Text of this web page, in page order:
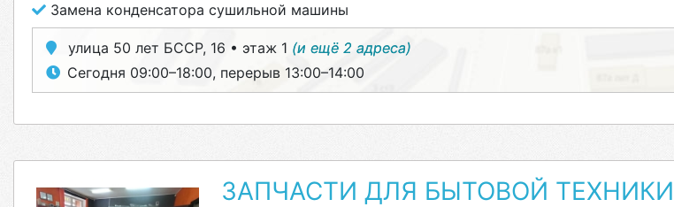
Замена конденсатора сушильной машины
улица 50 лет БССР, 16 • этаж 1 (и ещё 2 адреса)
Сегодня 09:00–18:00, перерыв 13:00–14:00
ЗАПЧАСТИ ДЛЯ БЫТОВОЙ ТЕХНИКИ